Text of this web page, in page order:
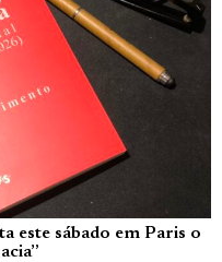
este sábado em Paris o